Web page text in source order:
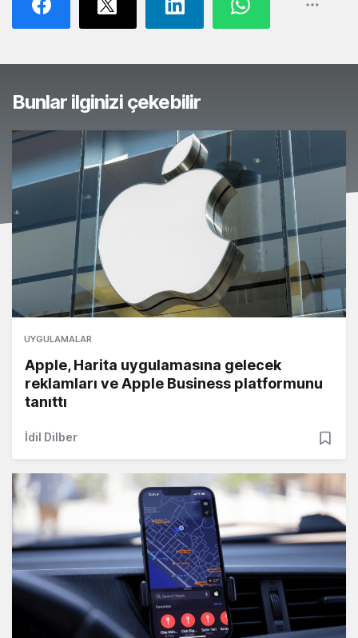
Bunlar ilginizi çekebilir
UYGULAMALAR
Apple, Harita uygulamasına gelecek
reklamları ve Apple Business platformunu
tanıttı
İdil Dilber